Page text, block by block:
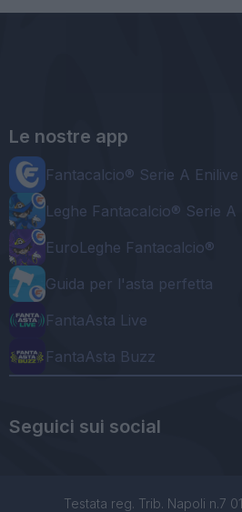
Le nostre app
Fantacalcio® Serie A Enilive
Leghe Fantacalcio® Serie A
EuroLeghe Fantacalcio®
Guida per l'asta perfetta
FantaAsta Live
FantaAsta Buzz
Seguici sui social
Testata reg. Trib. Napoli n.7